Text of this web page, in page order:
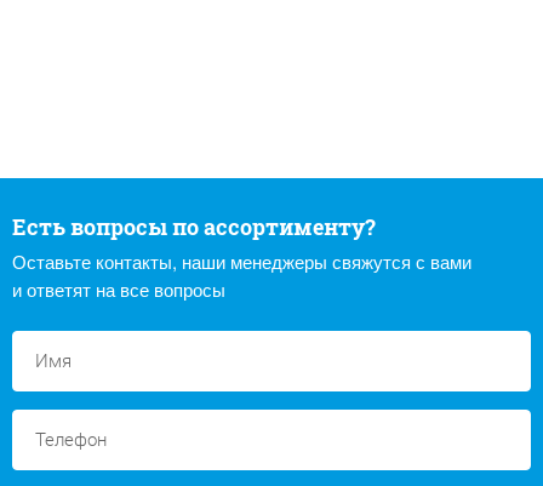
Есть вопросы по ассортименту?
Оставьте контакты, наши менеджеры свяжутся с вами
и ответят на все вопросы